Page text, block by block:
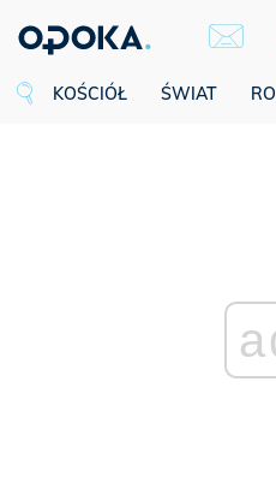
KOŚCIÓŁ ŚWIAT